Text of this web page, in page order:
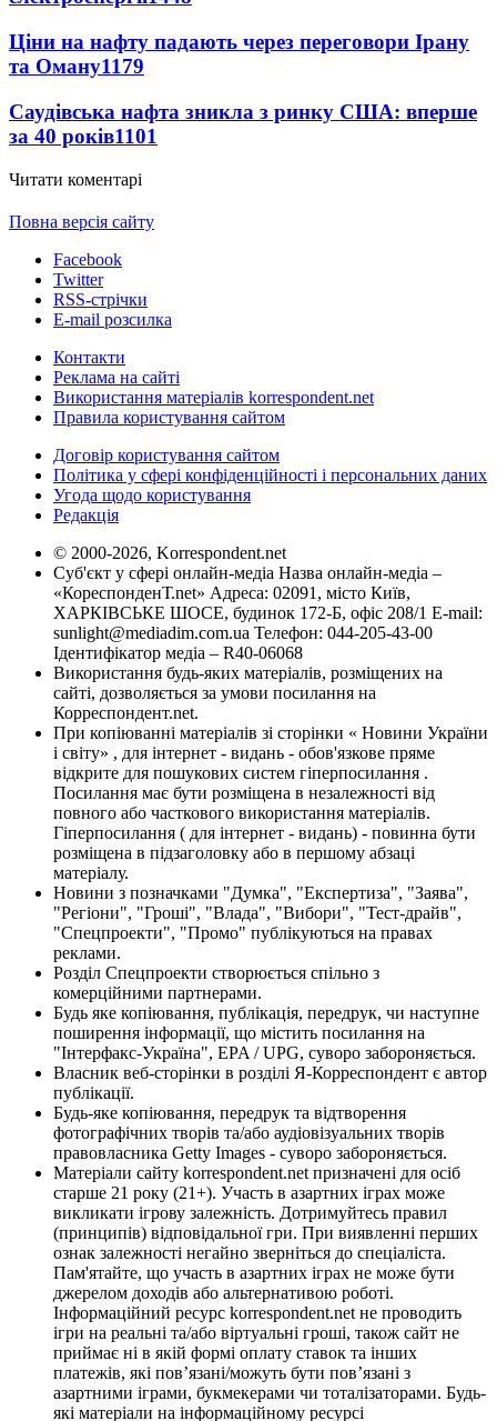
Ціни на нафту падають через переговори Ірану
та Оману1179
Саудівська нафта зникла з ринку США: вперше
за 40 років1101
Читати коментарі
Повна версія сайту
Facebook
Twitter
RSS-стрічки
E-mail розсилка
Контакти
Реклама на сайті
Використання матеріалів korrespondent.net
Правила користування сайтом
Договір користування сайтом
Політика у сфері конфіденційності і персональних даних
Угода щодо користування
Редакція
© 2000-2026, Korrespondent.net
Суб'єкт у сфері онлайн-медіа Назва онлайн-медіа –
«КореспонденТ.net» Адреса: 02091, місто Київ,
ХАРКІВСЬКЕ ШОСЕ, будинок 172-Б, офіс 208/1 E-mail:
sunlight@mediadim.com.ua Телефон: 044-205-43-00
Ідентифікатор медіа – R40-06068
Використання будь-яких матеріалів, розміщених на
сайті, дозволяється за умови посилання на
Корреспондент.net.
При копіюванні матеріалів зі сторінки « Новини України
і світу» , для інтернет - видань - обов'язкове пряме
відкрите для пошукових систем гіперпосилання .
Посилання має бути розміщена в незалежності від
повного або часткового використання матеріалів.
Гіперпосилання ( для інтернет - видань) - повинна бути
розміщена в підзаголовку або в першому абзаці
матеріалу.
Новини з позначками "Думка", "Експертиза", "Заява",
"Регіони", "Гроші", "Влада", "Вибори", "Тест-драйв",
"Спецпроекти", "Промо" публікуються на правах
реклами.
Розділ Спецпроекти створюється спільно з
комерційними партнерами.
Будь яке копіювання, публікація, передрук, чи наступне
поширення інформації, що містить посилання на
"Інтерфакс-Україна", EPA / UPG, суворо забороняється.
Власник веб-сторінки в розділі Я-Корреспондент є автор
публікації.
Будь-яке копіювання, передрук та відтворення
фотографічних творів та/або аудіовізуальних творів
правовласника Getty Images - суворо забороняється.
Матеріали сайту korrespondent.net призначені для осіб
старше 21 року (21+). Участь в азартних іграх може
викликати ігрову залежність. Дотримуйтесь правил
(принципів) відповідальної гри. При виявленні перших
ознак залежності негайно зверніться до спеціаліста.
Пам'ятайте, що участь в азартних іграх не може бути
джерелом доходів або альтернативою роботі.
Інформаційний ресурс korrespondent.net не проводить
ігри на реальні та/або віртуальні гроші, також сайт не
приймає ні в якій формі оплату ставок та інших
платежів, які пов’язані/можуть бути пов’язані з
азартними іграми, букмекерами чи тоталізаторами. Будь-
які матеріали на інформаційному ресурсі